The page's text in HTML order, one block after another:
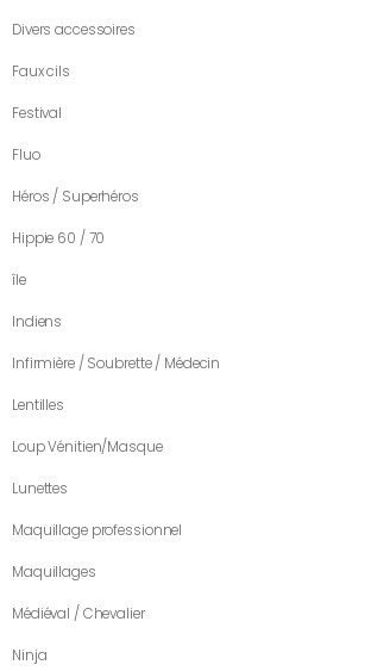
Divers accessoires
Faux cils
Festival
Fluo
Héros / Superhéros
Hippie 60 / 70
île
Indiens
Infirmière / Soubrette / Médecin
Lentilles
Loup Vénitien/Masque
Lunettes
Maquillage professionnel
Maquillages
Médiéval / Chevalier
Ninja